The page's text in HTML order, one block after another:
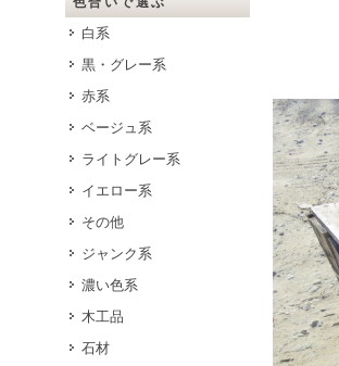
白系
黒・グレー系
赤系
ベージュ系
ライトグレー系
イエロー系
その他
ジャンク系
濃い色系
木工品
石材